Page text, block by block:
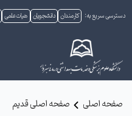
دسترسی سریع به: کارمندان دانشجویان هیات علمی
صفحه اصلی صفحه اصلی قدیم